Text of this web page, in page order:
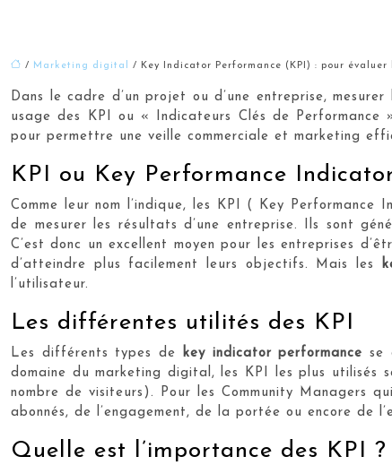
/ Marketing digital / Key Indicator Performance (KPI) : pour
Dans le cadre d’un projet ou d’une entreprise,
usage des KPI ou « Indicateurs Clés de
pour permettre une veille commerciale et marketing
KPI ou Key Performance
Comme leur nom l’indique, les KPI ( Key
de mesurer les résultats d’une entreprise. Ils sont
C’est donc un excellent moyen pour les entreprises
d’atteindre plus facilement leurs objectifs. Mais les
l’utilisateur.
Les différentes utilités des KPI
Les différents types de key indicator performance se
domaine du marketing digital, les KPI les plus utilisés
nombre de visiteurs). Pour les Community Managers
abonnés, de l’engagement, de la portée ou encore de
Quelle est l’importance des KPI ?